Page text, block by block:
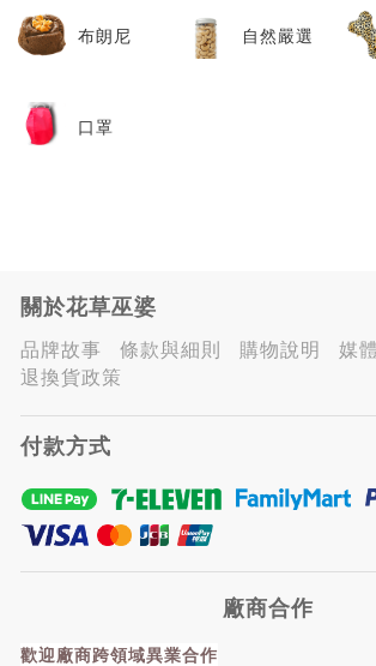
布朗尼 自然嚴選
口罩
關於花草巫婆
品牌故事 條款與細則 購物說明
媒
退換貨政策
付款方式
廠商合作
歡迎廠商跨領域異業合作